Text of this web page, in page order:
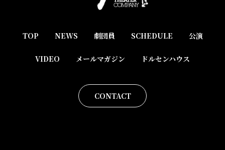
TOP NEWS 劇団員 SCHEDULE 公演
VIDEO メールマガジン ドルセンハウス
CONTACT